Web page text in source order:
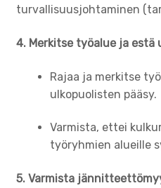
turvallisuusjohtaminen
4. Merkitse työalue ja estä
Rajaa ja merkitse
ulkopuolisten pääsy.
Varmista, ettei
työryhmien alueille
5. Varmista